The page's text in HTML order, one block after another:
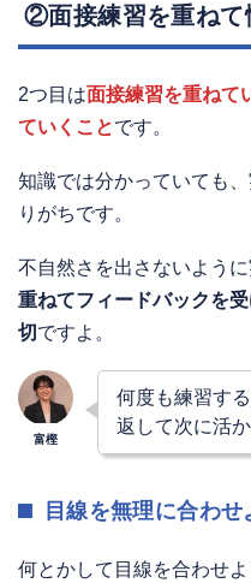
②面接練習を重ねて
2つ目は面接練習を重ねて
ていくことです。
知識では分かっていても
りがちです。
不自然さを出さないように
重ねてフィードバックを
切ですよ。
何度も練習す
返して次に活
目線を無理に合わ
何とかして目線を合わせ